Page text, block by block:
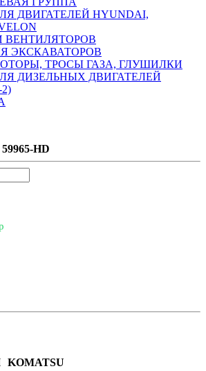
ДВИГАТЕЛЕЙ HYUNDAI,
ВЕНТИЛЯТОРОВ
ЭКСКАВАТОРОВ
ТРОСЫ ГАЗА, ГЛУШИЛКИ
ДИЗЕЛЬНЫХ ДВИГАТЕЛЕЙ
2)
59965-HD
KOMATSU